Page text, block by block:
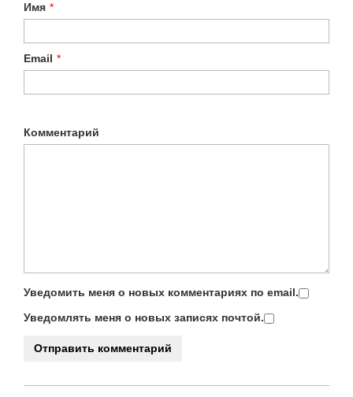
Имя *
Email *
Комментарий
Уведомить меня о новых комментариях по email.
Уведомлять меня о новых записях почтой.